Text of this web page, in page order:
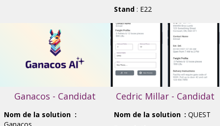
Stand : E22
Ganacos - Candidat
Nom de la solution :
Cedric Millar - Candidat
Nom de la solution : QUEST